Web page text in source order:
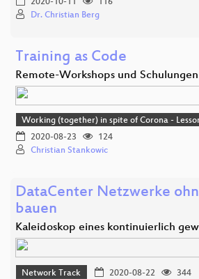
2020-10-11
116
Dr. Christian Berg
Training as Code
Remote-Workshops und Schulungen
Working (together) in spite of Corona -
2020-08-23
124
Christian Stankowic
DataCenter Netzwerke
bauen
Kaleidoskop eines kontinuierlich
Network Track 2020-08-22
344